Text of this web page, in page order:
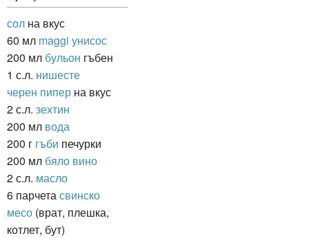
сол на вкус
60 мл maggi унисос
200 мл бульон гъбен
1 с.л. нишесте
черен пипер на вкус
2 с.л. зехтин
200 мл вода
200 г гъби печурки
200 мл бяло вино
2 с.л. масло
6 парчета свинско
месо (врат, плешка,
котлет, бут)